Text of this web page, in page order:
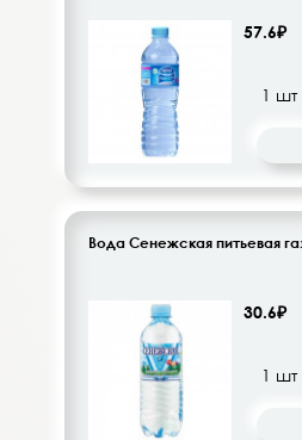
57.6₽
Вода Сенежская питьевая
30.6₽